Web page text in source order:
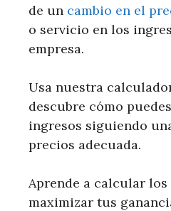
de un cambio en el
o servicio en los
empresa.
Usa nuestra
descubre cómo
ingresos siguiendo
precios adecuada.
Aprende a calcular
maximizar tus